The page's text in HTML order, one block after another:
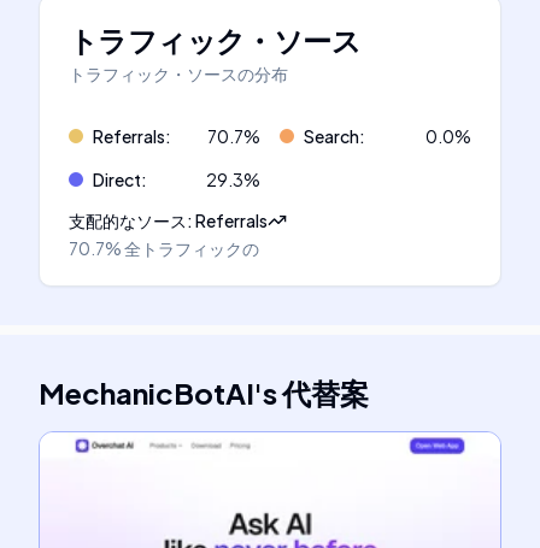
トラフィック・ソース
トラフィック・ソースの分布
Referrals: 70.7% Search: 0.0%
Direct: 29.3%
支配的なソース:Referrals
70.7%全トラフィックの
MechanicBotAI's代替案